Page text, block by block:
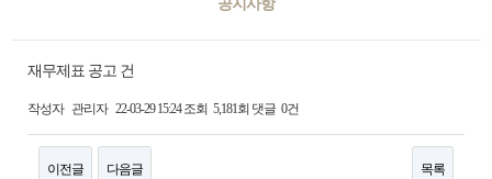
재무제표 공고 건
작성자 관리자 22-03-29 15:24조회 5,181회 댓글 0건
이전글 다음글 목록